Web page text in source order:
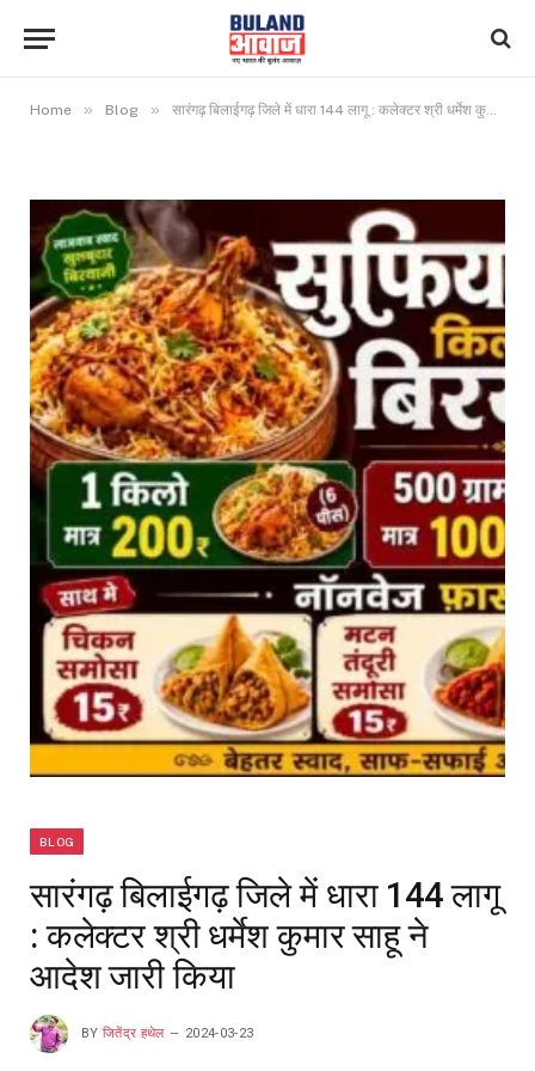
Home » Blog » सारंगढ़ बिलाईगढ़ जिले में धारा 144 लागू : कलेक्टर श्री धर्मेश कुमार साहू ने आदेश जारी किया
BLOG
सारंगढ़ बिलाईगढ़ जिले में धारा 144 लागू
: कलेक्टर श्री धर्मेश कुमार साहू ने
आदेश जारी किया
BY जितेंद्र हथेल 2024-03-23